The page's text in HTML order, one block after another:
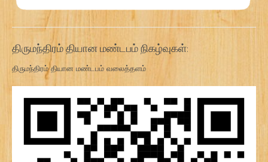
திருமந்திரம் தியான மண்டபம் நிகழ்வுகள்:
திருமந்திரம் தியான மண்டபம் வலைத்தளம்